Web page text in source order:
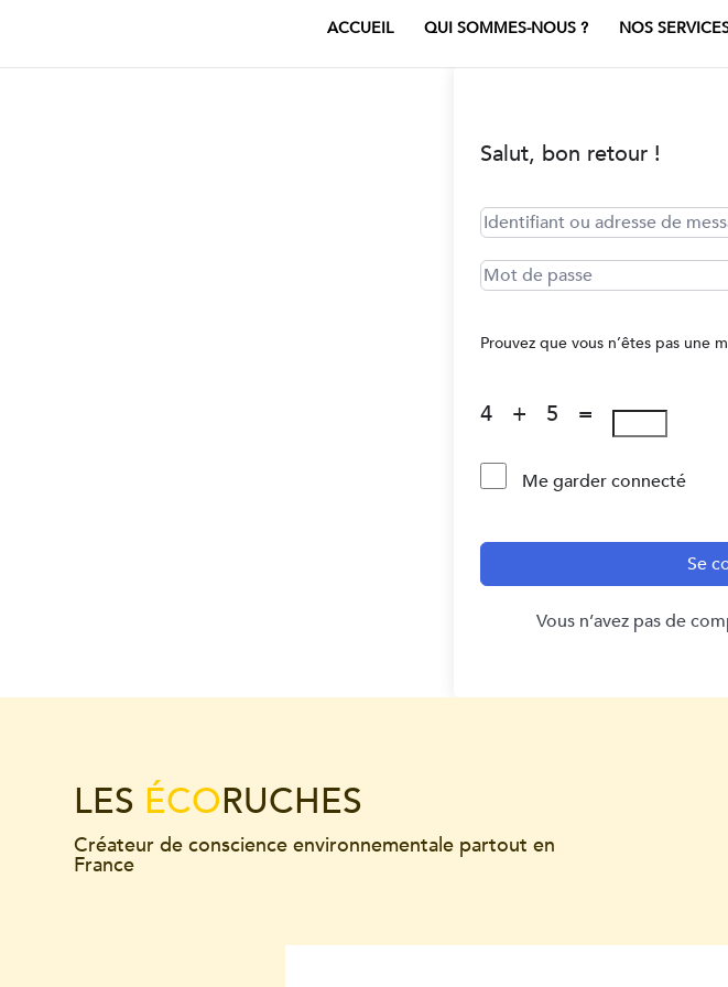
ACCUEIL QUI SOMMES-NOUS ? NOS
Salut, bon retour !
Prouvez que vous n’êtes pas une
4 + 5 =
Me garder connecté
Se
Vous n’avez pas de
LES ÉCORUCHES
Créateur de conscience environnementale partout en
France